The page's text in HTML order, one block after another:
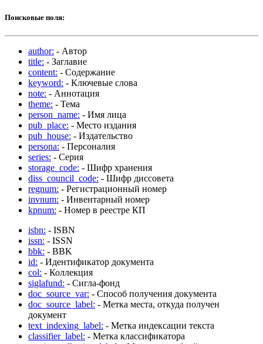
Поисковые поля:
author: - Автор
title: - Заглавие
content: - Содержание
keyword: - Ключевые слова
note: - Аннотация
theme: - Тема
person_name: - Имя лица
pub_place: - Место издания
pub_house: - Издательство
persona: - Персоналия
series: - Серия
storage_code: - Шифр хранения
diss_council_code: - Шифр диссовета
regnum: - Регистрационный номер
invnum: - Инвентарный номер
kpnum: - Номер в реестре КП
isbn: - ISBN
issn: - ISSN
bbk: - BBK
id: - Идентификатор документа
col: - Коллекция
siglafund: - Сигла-фонд
doc_source_var: - Способ получения документа
doc_source_label: - Метка места, откуда получен
документ
text_indexing_label: - Метка индексации текста
classifier_label: - Метка классификатора